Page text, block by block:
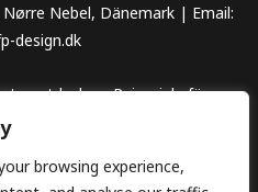
browsing experience,
Nebel, Dänemark | Email:
design.dk
entdecken, Reiseziele für
Abenteuer